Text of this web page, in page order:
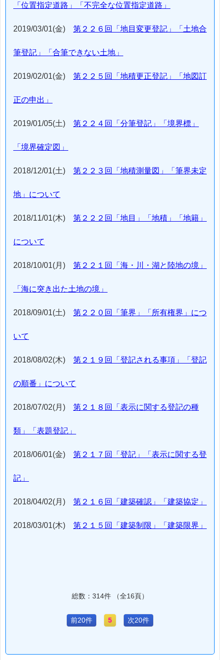
「位置指定道路」「不完全な位置指定道路」
2019/03/01(金) 第２２６回「地目変更登記」「土地合
筆登記」「合筆できない土地」
2019/02/01(金) 第２２５回「地積更正登記」「地図訂
正の申出」
2019/01/05(土) 第２２４回「分筆登記」「境界標」
「境界確定図」
2018/12/01(土) 第２２３回「地積測量図」「筆界未定
地」について
2018/11/01(木) 第２２２回「地目」「地積」「地籍」
について
2018/10/01(月) 第２２１回「海・川・湖と陸地の境」
「海に突き出た土地の境」
2018/09/01(土) 第２２０回「筆界」「所有権界」につ
いて
2018/08/02(木) 第２１９回「登記される事項」「登記
の順番」について
2018/07/02(月) 第２１８回「表示に関する登記の種
類」「表題登記」
2018/06/01(金) 第２１７回「登記」「表示に関する登
記」
2018/04/02(月) 第２１６回「建築確認」「建築協定」
2018/03/01(木) 第２１５回「建築制限」「建築限界」
総数：314件 （全16頁）
前20件 5 次20件